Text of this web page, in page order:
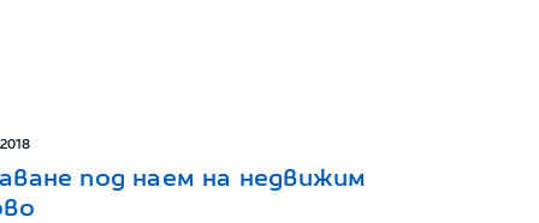
под наем на недвижим